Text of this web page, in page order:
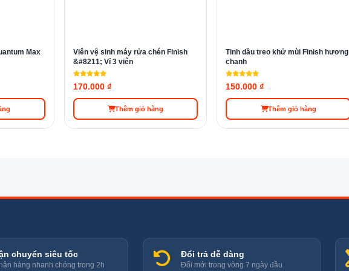
Finish All In 1 Max 22V
phần sau:
Max
Viên vệ sinh máy rửa chén Finish
&#8211; Vỉ 3 viên
170.000 ₫
Thêm giỏ hàng
Tinh dầu treo khử mùi Finish hương
chanh
150.000 ₫
Thêm giỏ hàng
chuyển siêu tốc
hàng nhanh chóng trong 2h
Đổi trả dễ dàng
Đổi mới trong vòng 7 ngày đầu